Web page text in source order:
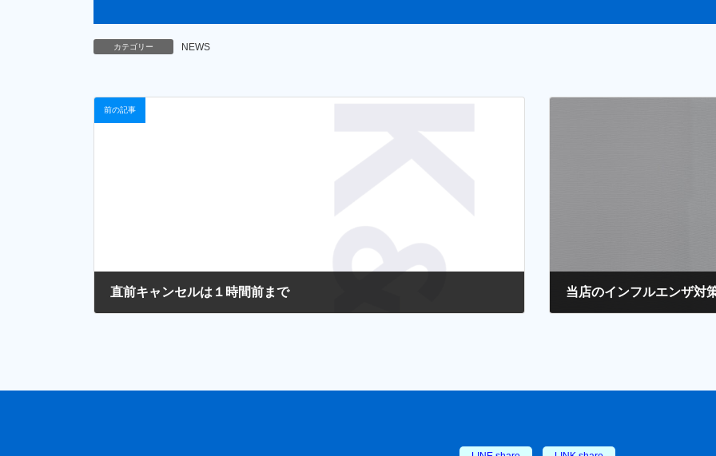
カテゴリー NEWS
前の記事
直前キャンセルは１時間前まで 当店のインフルエンザ対